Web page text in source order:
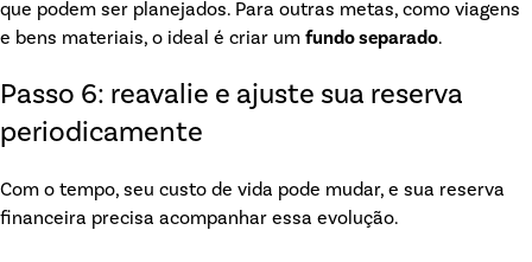
que podem ser planejados. Para outras metas, como viagens
e bens materiais, o ideal é criar um fundo separado.
Passo 6: reavalie e ajuste sua reserva
periodicamente
Com o tempo, seu custo de vida pode mudar, e sua reserva
financeira precisa acompanhar essa evolução.